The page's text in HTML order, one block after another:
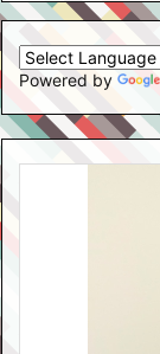
Powered by